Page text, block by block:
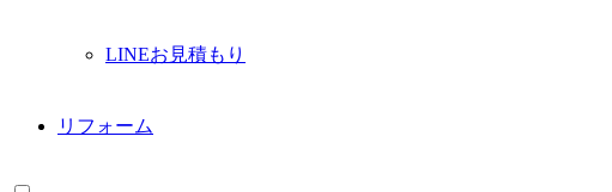
LINEお見積もり
リフォーム